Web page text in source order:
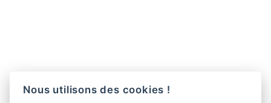
Nous utilisons des cookies !